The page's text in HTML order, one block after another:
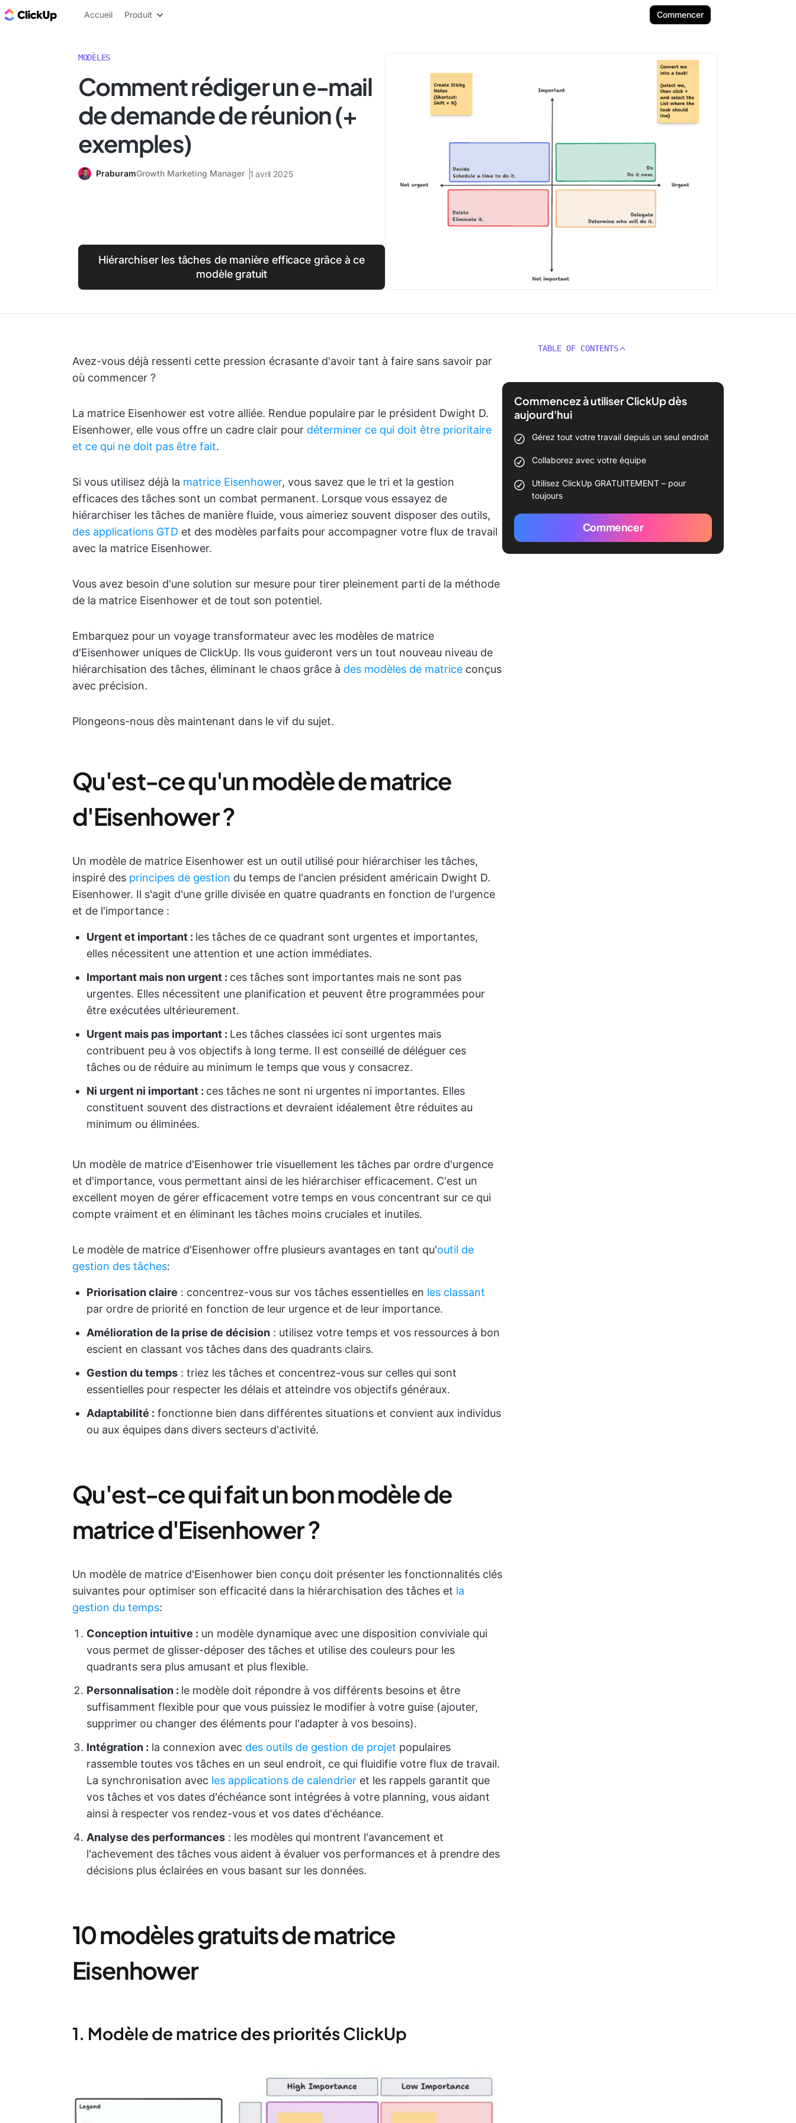
ClickUp Blog
Accueil Produit Commencer
MODÈLES
Comment rédiger un e-mail
de demande de réunion (+
exemples)
PraburamGrowth Marketing Manager 1 avril 2025
Hiérarchiser les tâches de manière efficace grâce à ce
modèle gratuit
Avez-vous déjà ressenti cette pression écrasante d'avoir tant à faire sans savoir par
où commencer ?
La matrice Eisenhower est votre alliée. Rendue populaire par le président Dwight D.
Eisenhower, elle vous offre un cadre clair pour déterminer ce qui doit être prioritaire
et ce qui ne doit pas être fait.
Si vous utilisez déjà la matrice Eisenhower, vous savez que le tri et la gestion
efficaces des tâches sont un combat permanent. Lorsque vous essayez de
hiérarchiser les tâches de manière fluide, vous aimeriez souvent disposer des outils,
des applications GTD et des modèles parfaits pour accompagner votre flux de travail
avec la matrice Eisenhower.
Vous avez besoin d'une solution sur mesure pour tirer pleinement parti de la méthode
de la matrice Eisenhower et de tout son potentiel.
Embarquez pour un voyage transformateur avec les modèles de matrice
d'Eisenhower uniques de ClickUp. Ils vous guideront vers un tout nouveau niveau de
hiérarchisation des tâches, éliminant le chaos grâce à des modèles de matrice conçus
avec précision.
Plongeons-nous dès maintenant dans le vif du sujet.
Qu'est-ce qu'un modèle de matrice
d'Eisenhower ?
Un modèle de matrice Eisenhower est un outil utilisé pour hiérarchiser les tâches,
inspiré des principes de gestion du temps de l'ancien président américain Dwight D.
Eisenhower. Il s'agit d'une grille divisée en quatre quadrants en fonction de l'urgence
et de l'importance :
Urgent et important : les tâches de ce quadrant sont urgentes et importantes,
elles nécessitent une attention et une action immédiates.
Important mais non urgent : ces tâches sont importantes mais ne sont pas
urgentes. Elles nécessitent une planification et peuvent être programmées pour
être exécutées ultérieurement.
Urgent mais pas important : Les tâches classées ici sont urgentes mais
contribuent peu à vos objectifs à long terme. Il est conseillé de déléguer ces
tâches ou de réduire au minimum le temps que vous y consacrez.
Ni urgent ni important : ces tâches ne sont ni urgentes ni importantes. Elles
constituent souvent des distractions et devraient idéalement être réduites au
minimum ou éliminées.
Un modèle de matrice d'Eisenhower trie visuellement les tâches par ordre d'urgence
et d'importance, vous permettant ainsi de les hiérarchiser efficacement. C'est un
excellent moyen de gérer efficacement votre temps en vous concentrant sur ce qui
compte vraiment et en éliminant les tâches moins cruciales et inutiles.
Le modèle de matrice d'Eisenhower offre plusieurs avantages en tant qu'outil de
gestion des tâches:
Priorisation claire : concentrez-vous sur vos tâches essentielles en les classant
par ordre de priorité en fonction de leur urgence et de leur importance.
Amélioration de la prise de décision : utilisez votre temps et vos ressources à bon
escient en classant vos tâches dans des quadrants clairs.
Gestion du temps : triez les tâches et concentrez-vous sur celles qui sont
essentielles pour respecter les délais et atteindre vos objectifs généraux.
Adaptabilité : fonctionne bien dans différentes situations et convient aux individus
ou aux équipes dans divers secteurs d'activité.
Qu'est-ce qui fait un bon modèle de
matrice d'Eisenhower ?
Un modèle de matrice d'Eisenhower bien conçu doit présenter les fonctionnalités clés
suivantes pour optimiser son efficacité dans la hiérarchisation des tâches et la
gestion du temps:
Conception intuitive : un modèle dynamique avec une disposition conviviale qui
vous permet de glisser-déposer des tâches et utilise des couleurs pour les
quadrants sera plus amusant et plus flexible.
Personnalisation : le modèle doit répondre à vos différents besoins et être
suffisamment flexible pour que vous puissiez le modifier à votre guise (ajouter,
supprimer ou changer des éléments pour l'adapter à vos besoins).
Intégration : la connexion avec des outils de gestion de projet populaires
rassemble toutes vos tâches en un seul endroit, ce qui fluidifie votre flux de travail.
La synchronisation avec les applications de calendrier et les rappels garantit que
vos tâches et vos dates d'échéance sont intégrées à votre planning, vous aidant
ainsi à respecter vos rendez-vous et vos dates d'échéance.
Analyse des performances : les modèles qui montrent l'avancement et
l'achevement des tâches vous aident à évaluer vos performances et à prendre des
décisions plus éclairées en vous basant sur les données.
10 modèles gratuits de matrice
Eisenhower
1. Modèle de matrice des priorités ClickUp
TABLE OF CONTENTS
Commencez à utiliser ClickUp dès
aujourd'hui
Gérez tout votre travail depuis un seul endroit
Collaborez avec votre équipe
Utilisez ClickUp GRATUITEMENT – pour
toujours
Commencer